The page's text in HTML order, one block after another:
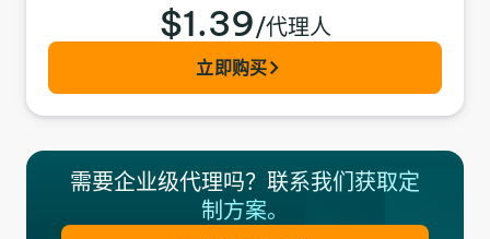
$1.39/代理人
立即购买
需要企业级代理吗？ 联系我们获取定
制方案。